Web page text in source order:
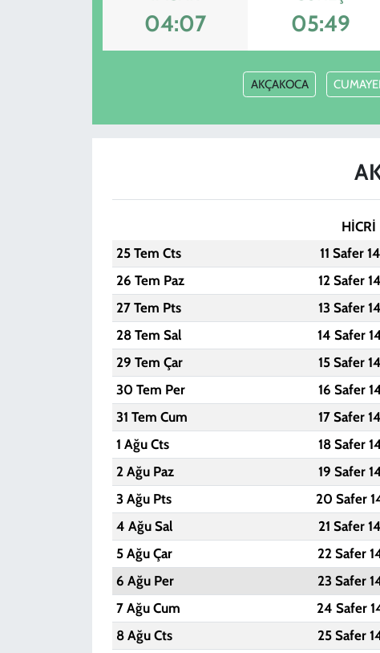
04:07 05:49
AKÇAKOCA
HİCRİ
25 Tem Cts
11 Safer
26 Tem Paz
12 Safer
27 Tem Pts
13 Safer
28 Tem Sal
14 Safer
29 Tem Çar
15 Safer
30 Tem Per
16 Safer
31 Tem Cum
17 Safer
1 Ağu Cts
18 Safer
2 Ağu Paz
19 Safer
3 Ağu Pts
20 Safer
4 Ağu Sal
21 Safer
5 Ağu Çar
22 Safer
6 Ağu Per
23 Safer
7 Ağu Cum
24 Safer
8 Ağu Cts
25 Safer